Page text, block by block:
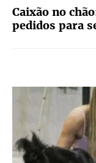
Caixão no
pedidos para